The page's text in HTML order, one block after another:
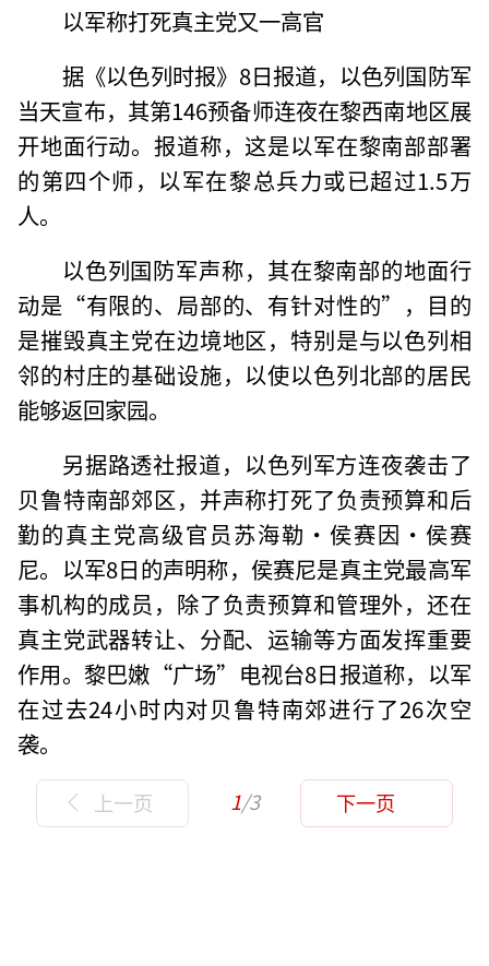
以军称打死真主党又一高官
据《以色列时报》8日报道，以色列国防军
当天宣布，其第146预备师连夜在黎西南地区展
开地面行动。报道称，这是以军在黎南部部署
的第四个师，以军在黎总兵力或已超过1.5万
人。
以色列国防军声称，其在黎南部的地面行
动是“有限的、局部的、有针对性的”，目的
是摧毁真主党在边境地区，特别是与以色列相
邻的村庄的基础设施，以使以色列北部的居民
能够返回家园。
另据路透社报道，以色列军方连夜袭击了
贝鲁特南部郊区，并声称打死了负责预算和后
勤的真主党高级官员苏海勒·侯赛因·侯赛
尼。以军8日的声明称，侯赛尼是真主党最高军
事机构的成员，除了负责预算和管理外，还在
真主党武器转让、分配、运输等方面发挥重要
作用。黎巴嫩“广场”电视台8日报道称，以军
在过去24小时内对贝鲁特南郊进行了26次空
袭。
上一页 1/3 下一页